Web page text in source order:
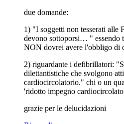
due domande:
1) "I soggetti non tesserati alle
devono sottoporsi… " essendo
NON dovrei avere l'obbligo di
2) riguardante i defibrillatori:
dilettantistiche che svolgono
cardiocircolatorio." chi o un
'ridotto impegno
grazie per le delucidazioni